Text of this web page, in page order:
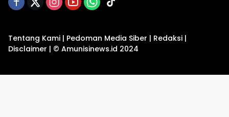
Tentang Kami | Pedoman Media Siber | Redaksi |
Disclaimer | © Amunisinews.id 2024